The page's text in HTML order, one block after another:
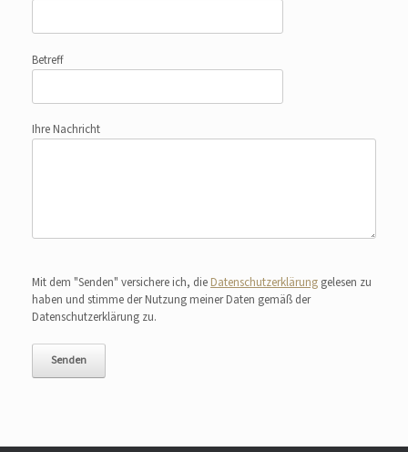
Betreff
Ihre Nachricht
Bitte lasse dieses Feld leer.
Mit dem "Senden" versichere ich, die Datenschutzerklärung gelesen zu
haben und stimme der Nutzung meiner Daten gemäß der
Datenschutzerklärung zu.